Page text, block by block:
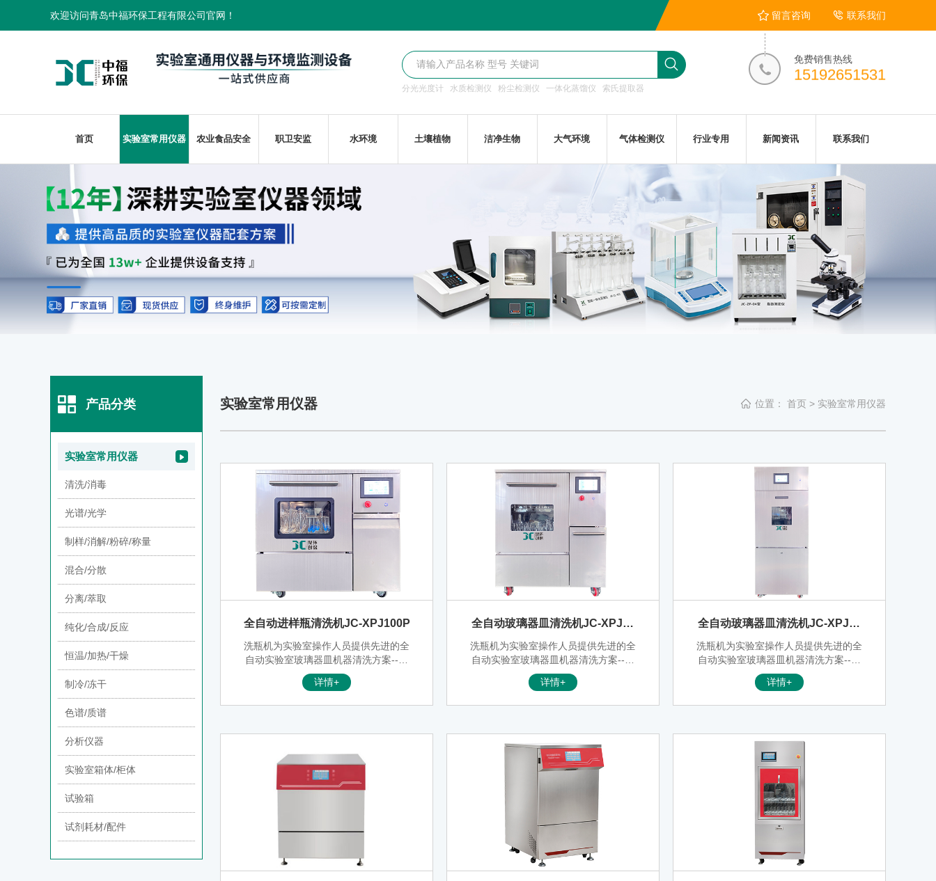
欢迎访问青岛中福环保工程有限公司官网！ 留言咨询 联系我们
分光光度计 水质检测仪 粉尘检测仪 一体化蒸馏仪 索氏提取器
免费销售热线
15192651531
首页 实验室常用仪器 农业食品安全 职卫安监 水环境 土壤植物 洁净生物 大气环境 气体检测仪 行业专用 新闻资讯 联系我们
实验室常用仪器 位置： 首页 > 实验室常用仪器
全自动进样瓶清洗机JC-XPJ100P
洗瓶机为实验室操作人员提供先进的全
自动实验室玻璃器皿机器清洗方案--在
清洗实验玻璃器皿，比如烧杯、吸量
管、量瓶、锥形烧瓶、培养皿和试管
详情+
全自动玻璃器皿清洗机JC-XPJ20
0P
洗瓶机为实验室操作人员提供先进的全
自动实验室玻璃器皿机器清洗方案--在
清洗实验玻璃器皿，比如烧杯、吸量
管、量瓶、锥形烧瓶、培养皿和试管
详情+
全自动玻璃器皿清洗机JC-XPJ30
0P
洗瓶机为实验室操作人员提供先进的全
自动实验室玻璃器皿机器清洗方案--在
清洗实验玻璃器皿，比如烧杯、吸量
管、量瓶、锥形烧瓶、培养皿和试管
详情+
产品分类
实验室常用仪器
清洗/消毒
光谱/光学
制样/消解/粉碎/称量
混合/分散
分离/萃取
纯化/合成/反应
恒温/加热/干燥
制冷/冻干
色谱/质谱
分析仪器
实验室箱体/柜体
试验箱
试剂耗材/配件